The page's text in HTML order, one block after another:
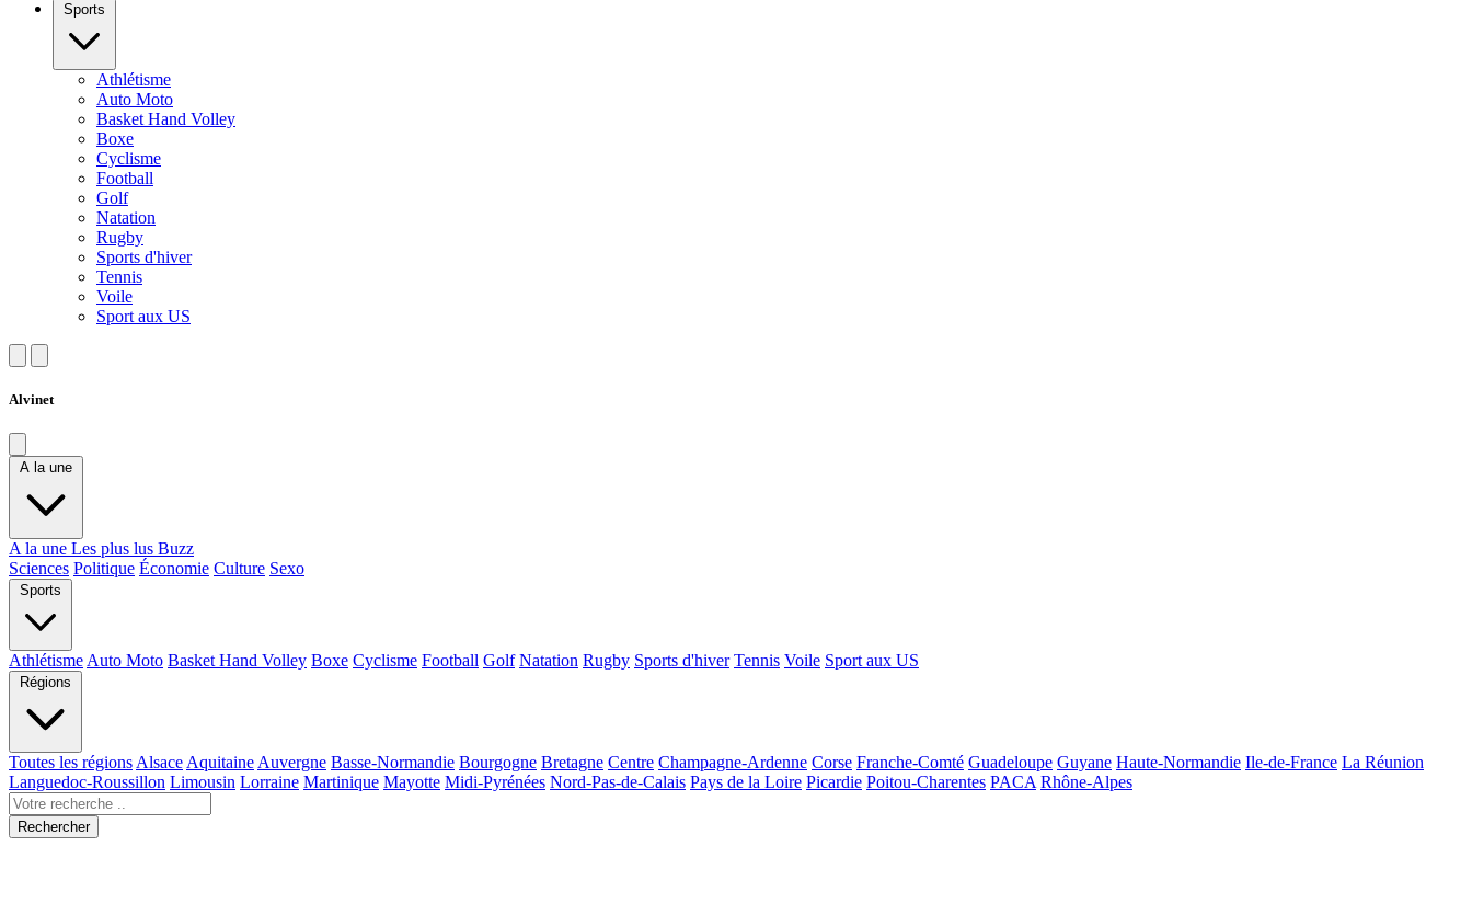
Sports
Athlétisme
Auto Moto
Basket Hand Volley
Boxe
Cyclisme
Football
Golf
Natation
Rugby
Sports d'hiver
Tennis
Voile
Sport aux US
Alvinet
A la une
A la une Les plus lus Buzz
Sciences Politique Économie Culture Sexo
Sports
Athlétisme Auto Moto Basket Hand Volley Boxe Cyclisme Football Golf Natation Rugby Sports d'hiver Tennis Voile Sport aux US
Régions
Toutes les régions Alsace Aquitaine Auvergne Basse-Normandie Bourgogne Bretagne Centre Champagne-Ardenne Corse Franche-Comté Guadeloupe Guyane Haute-Normandie Ile-de-France La Réunion
Languedoc-Roussillon Limousin Lorraine Martinique Mayotte Midi-Pyrénées Nord-Pas-de-Calais Pays de la Loire Picardie Poitou-Charentes PACA Rhône-Alpes
Rechercher